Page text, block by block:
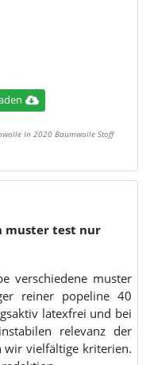
In 2020 Baumwolle Stoff
muster test nur
verschiedene muster
reiner popeline 40
latexfrei und bei
relevanz der
wir vielfältige kriterien.